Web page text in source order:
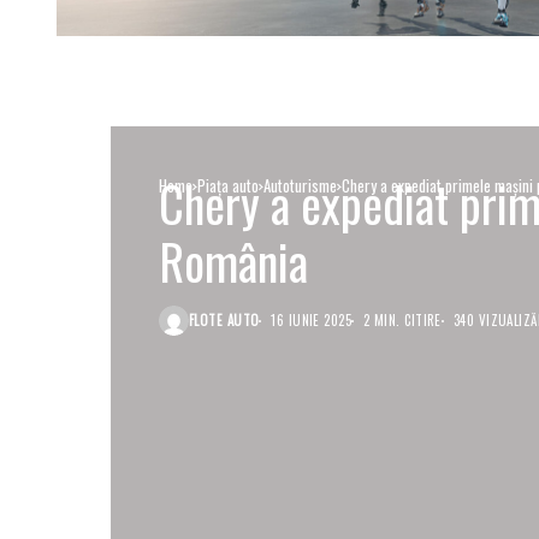
Home Piaţa auto Autoturisme Chery a expediat primele
Chery a expediat
România
FLOTE AUTO 16 IUNIE 2025 2 MIN. CITIRE 340